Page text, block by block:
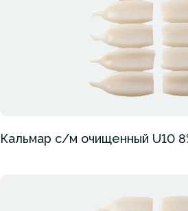
Кальмар с/м очищенный U10